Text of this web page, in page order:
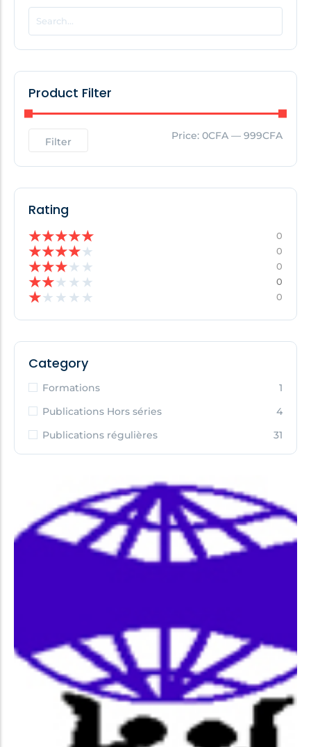
POPULAR THIS WEEK
No Posts Found!
No Posts Found!
Product Filter
Filter Price: 0CFA — 999CFA
Rating
★★★★★ 0
★★★★★ 0
★★★★ ★ 0
★★★ ★ ★ 0
★★ ★ ★ ★ 0
Category
Formations
1
Publications Hors séries
4
Publications régulières
31